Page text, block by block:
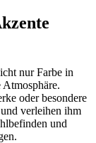
nur Farbe in
Atmosphäre.
oder besondere
verleihen ihm
und